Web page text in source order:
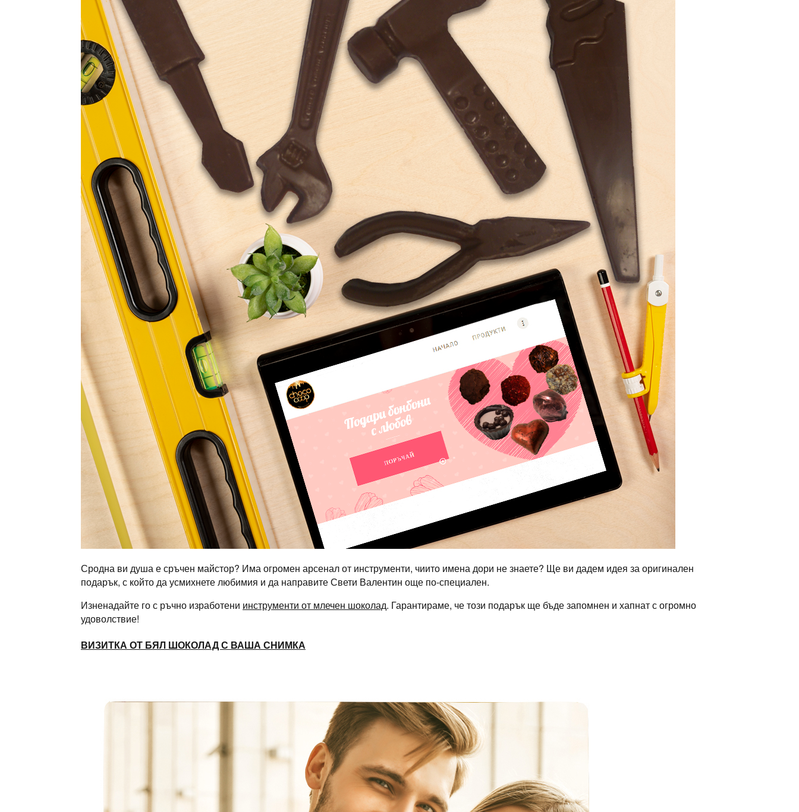
Сродна ви душа е сръчен майстор? Има огромен арсенал от инструменти, чиито имена дори не знаете? Ще ви дадем идея за оригинален
подарък, с който да усмихнете любимия и да направите Свети Валентин още по-специален.
Изненадайте го с ръчно изработени инструменти от млечен шоколад. Гарантираме, че този подарък ще бъде запомнен и хапнат с огромно
удоволствие!
ВИЗИТКА ОТ БЯЛ ШОКОЛАД С ВАША СНИМКА